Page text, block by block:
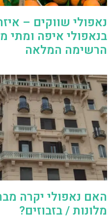
נאפולי שווקים –
בנאפולי איפה ומתי
הרשימה המלאה
האם נאפולי יקרה
מלונות / בזבוזים?